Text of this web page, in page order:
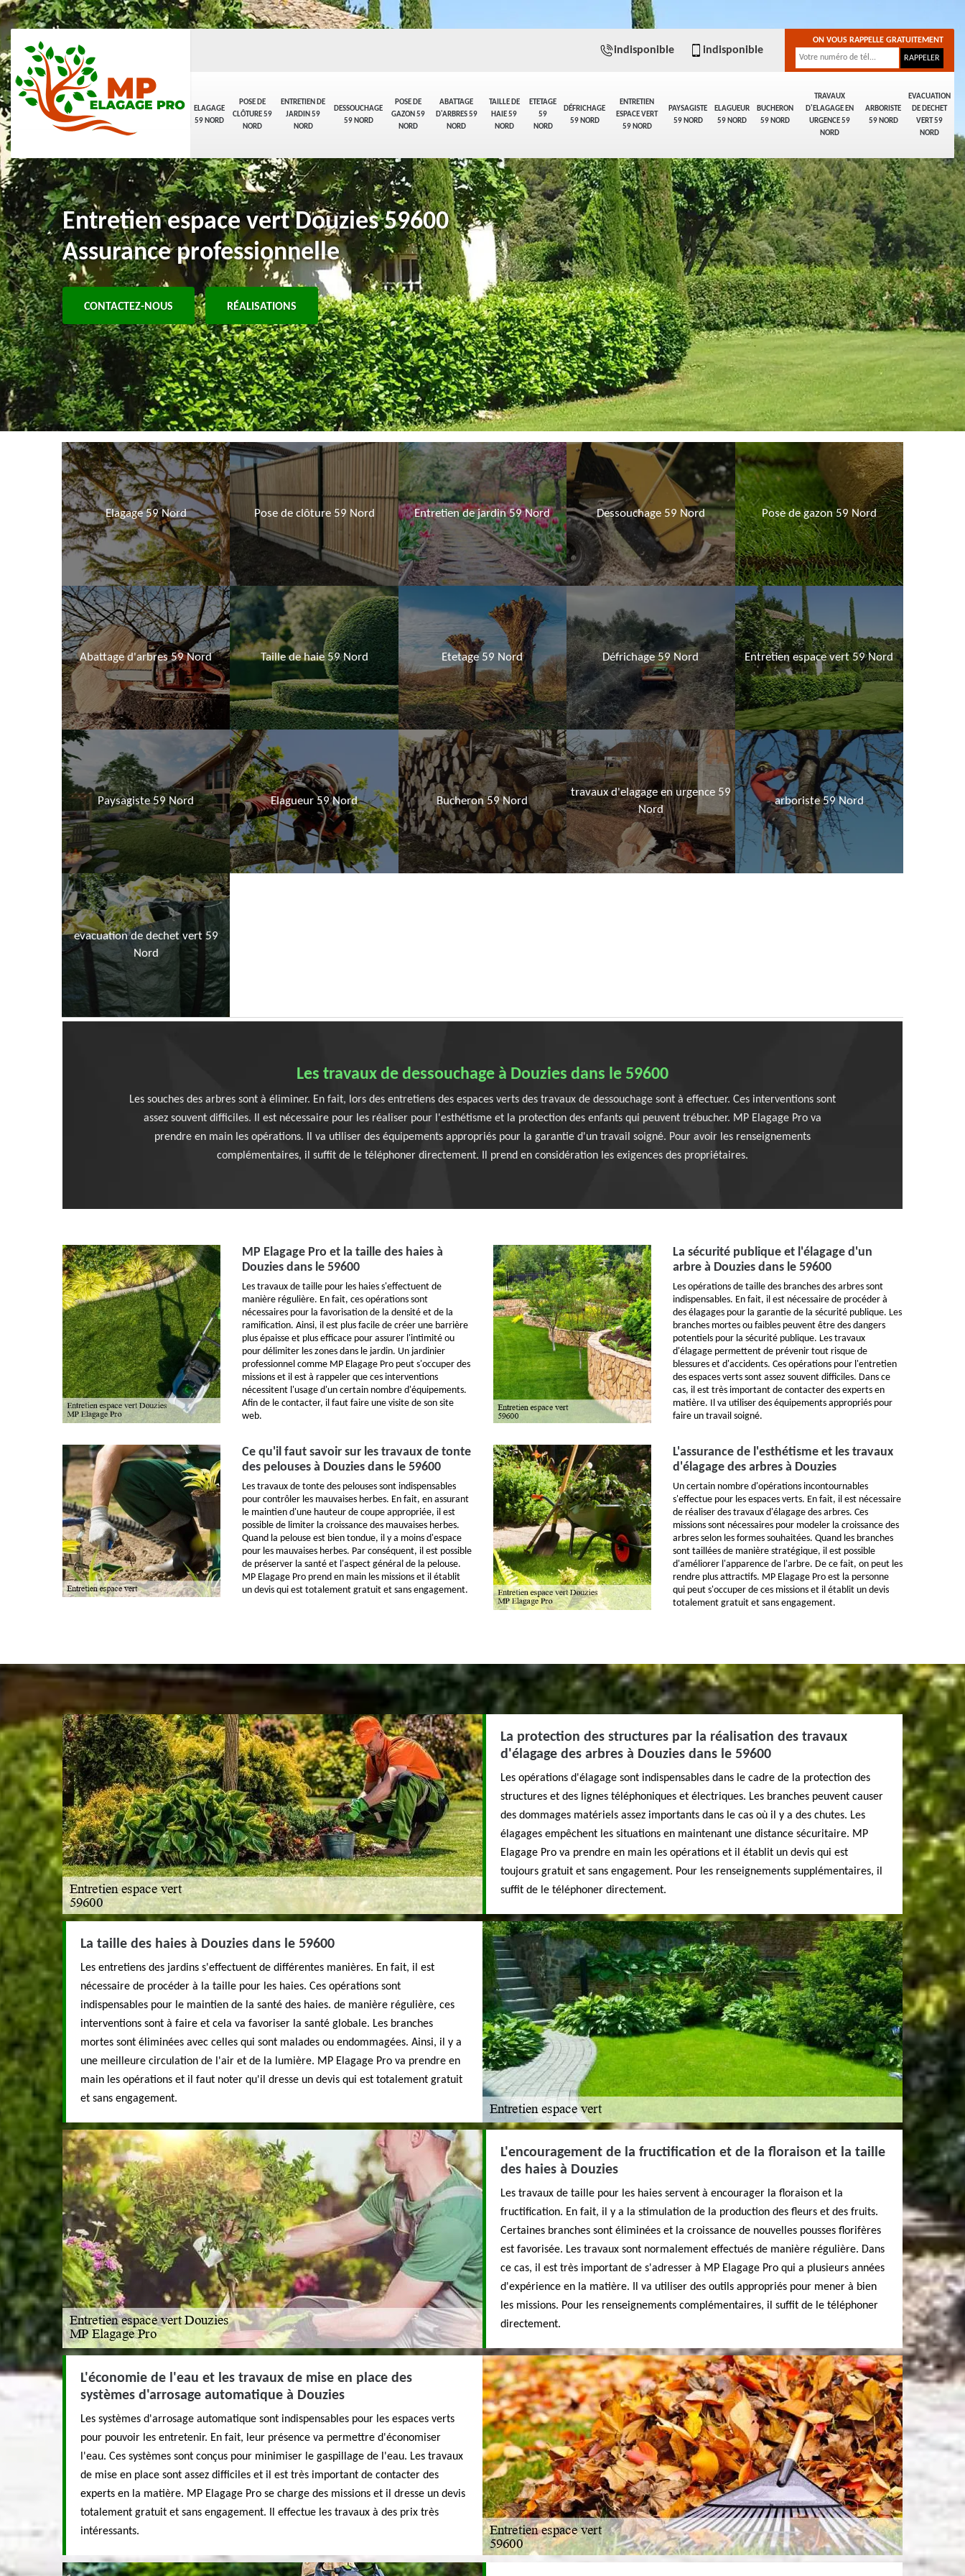
ELAGAGE
59 NORD
POSE DE
CLÔTURE 59
NORD
ENTRETIEN DE
JARDIN 59
NORD
DESSOUCHAGE
59 NORD
POSE DE
GAZON 59
NORD
ABATTAGE
D'ARBRES 59
NORD
TAILLE DE
HAIE 59
NORD
ETETAGE
59
NORD
DÉFRICHAGE
59 NORD
ENTRETIEN
ESPACE VERT
59 NORD
PAYSAGISTE
59 NORD
ELAGUEUR
59 NORD
BUCHERON
59 NORD
TRAVAUX
D'ELAGAGE EN
URGENCE 59
NORD
ARBORISTE
59 NORD
EVACUATION
DE DECHET
VERT 59
NORD
indisponible indisponible
ON VOUS RAPPELLE GRATUITEMENT
Entretien espace vert Douzies 59600
Assurance professionnelle
CONTACTEZ-NOUS RÉALISATIONS
Elagage 59 Nord Pose de clôture 59 Nord Entretien de jardin 59 Nord Dessouchage 59 Nord Pose de gazon 59 Nord
Abattage d'arbres 59 Nord Taille de haie 59 Nord Etetage 59 Nord Défrichage 59 Nord Entretien espace vert 59 Nord
Paysagiste 59 Nord Elagueur 59 Nord Bucheron 59 Nord
travaux d'elagage en urgence 59
Nord
arboriste 59 Nord
evacuation de dechet vert 59
Nord
Les travaux de dessouchage à Douzies dans le 59600
Les souches des arbres sont à éliminer. En fait, lors des entretiens des espaces verts des travaux de dessouchage sont à effectuer. Ces interventions sont
assez souvent difficiles. Il est nécessaire pour les réaliser pour l'esthétisme et la protection des enfants qui peuvent trébucher. MP Elagage Pro va
prendre en main les opérations. Il va utiliser des équipements appropriés pour la garantie d'un travail soigné. Pour avoir les renseignements
complémentaires, il suffit de le téléphoner directement. Il prend en considération les exigences des propriétaires.
MP Elagage Pro et la taille des haies à
Douzies dans le 59600
Les travaux de taille pour les haies s'effectuent de
manière régulière. En fait, ces opérations sont
nécessaires pour la favorisation de la densité et de la
ramification. Ainsi, il est plus facile de créer une barrière
plus épaisse et plus efficace pour assurer l'intimité ou
pour délimiter les zones dans le jardin. Un jardinier
professionnel comme MP Elagage Pro peut s'occuper des
missions et il est à rappeler que ces interventions
nécessitent l'usage d'un certain nombre d'équipements.
Afin de le contacter, il faut faire une visite de son site
web.
La sécurité publique et l'élagage d'un
arbre à Douzies dans le 59600
Les opérations de taille des branches des arbres sont
indispensables. En fait, il est nécessaire de procéder à
des élagages pour la garantie de la sécurité publique. Les
branches mortes ou faibles peuvent être des dangers
potentiels pour la sécurité publique. Les travaux
d'élagage permettent de prévenir tout risque de
blessures et d'accidents. Ces opérations pour l'entretien
des espaces verts sont assez souvent difficiles. Dans ce
cas, il est très important de contacter des experts en
matière. Il va utiliser des équipements appropriés pour
faire un travail soigné.
Ce qu'il faut savoir sur les travaux de tonte
des pelouses à Douzies dans le 59600
Les travaux de tonte des pelouses sont indispensables
pour contrôler les mauvaises herbes. En fait, en assurant
le maintien d'une hauteur de coupe appropriée, il est
possible de limiter la croissance des mauvaises herbes.
Quand la pelouse est bien tondue, il y a moins d'espace
pour les mauvaises herbes. Par conséquent, il est possible
de préserver la santé et l'aspect général de la pelouse.
MP Elagage Pro prend en main les missions et il établit
un devis qui est totalement gratuit et sans engagement.
L'assurance de l'esthétisme et les travaux
d'élagage des arbres à Douzies
Un certain nombre d'opérations incontournables
s'effectue pour les espaces verts. En fait, il est nécessaire
de réaliser des travaux d'élagage des arbres. Ces
missions sont nécessaires pour modeler la croissance des
arbres selon les formes souhaitées. Quand les branches
sont taillées de manière stratégique, il est possible
d'améliorer l'apparence de l'arbre. De ce fait, on peut les
rendre plus attractifs. MP Elagage Pro est la personne
qui peut s'occuper de ces missions et il établit un devis
totalement gratuit et sans engagement.
La protection des structures par la réalisation des travaux
d'élagage des arbres à Douzies dans le 59600
Les opérations d'élagage sont indispensables dans le cadre de la protection des
structures et des lignes téléphoniques et électriques. Les branches peuvent causer
des dommages matériels assez importants dans le cas où il y a des chutes. Les
élagages empêchent les situations en maintenant une distance sécuritaire. MP
Elagage Pro va prendre en main les opérations et il établit un devis qui est
toujours gratuit et sans engagement. Pour les renseignements supplémentaires, il
suffit de le téléphoner directement.
La taille des haies à Douzies dans le 59600
Les entretiens des jardins s'effectuent de différentes manières. En fait, il est
nécessaire de procéder à la taille pour les haies. Ces opérations sont
indispensables pour le maintien de la santé des haies. de manière régulière, ces
interventions sont à faire et cela va favoriser la santé globale. Les branches
mortes sont éliminées avec celles qui sont malades ou endommagées. Ainsi, il y a
une meilleure circulation de l'air et de la lumière. MP Elagage Pro va prendre en
main les opérations et il faut noter qu'il dresse un devis qui est totalement gratuit
et sans engagement.
L'encouragement de la fructification et de la floraison et la taille
des haies à Douzies
Les travaux de taille pour les haies servent à encourager la floraison et la
fructification. En fait, il y a la stimulation de la production des fleurs et des fruits.
Certaines branches sont éliminées et la croissance de nouvelles pousses florifères
est favorisée. Les travaux sont normalement effectués de manière régulière. Dans
ce cas, il est très important de s'adresser à MP Elagage Pro qui a plusieurs années
d'expérience en la matière. Il va utiliser des outils appropriés pour mener à bien
les missions. Pour les renseignements complémentaires, il suffit de le téléphoner
directement.
L'économie de l'eau et les travaux de mise en place des
systèmes d'arrosage automatique à Douzies
Les systèmes d'arrosage automatique sont indispensables pour les espaces verts
pour pouvoir les entretenir. En fait, leur présence va permettre d'économiser
l'eau. Ces systèmes sont conçus pour minimiser le gaspillage de l'eau. Les travaux
de mise en place sont assez difficiles et il est très important de contacter des
experts en la matière. MP Elagage Pro se charge des missions et il dresse un devis
totalement gratuit et sans engagement. Il effectue les travaux à des prix très
intéressants.